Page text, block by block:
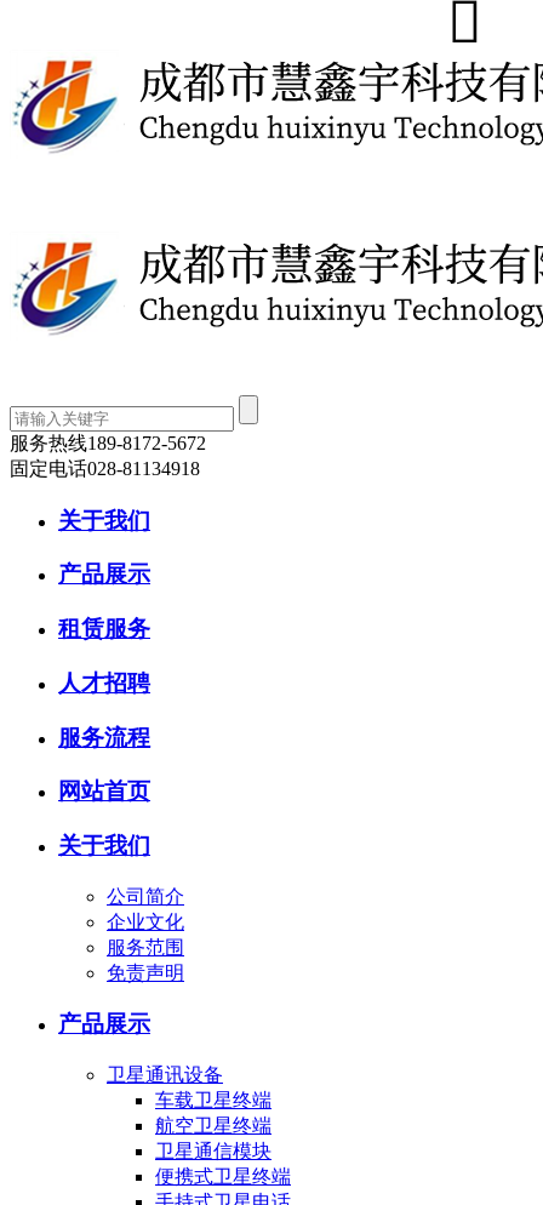
服务热线189-8172-5672
固定电话028-81134918
关于我们
产品展示
租赁服务
人才招聘
服务流程
网站首页
关于我们
公司简介
企业文化
服务范围
免责声明
产品展示
卫星通讯设备
车载卫星终端
航空卫星终端
卫星通信模块
便携式卫星终端